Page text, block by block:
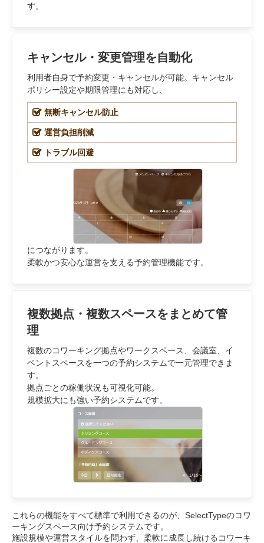
す。
キャンセル・変更管理を自動化
利用者自身で予約変更・キャンセルが可能。キャンセル
ポリシー設定や期限管理にも対応し、
無断キャンセル防止
運営負担削減
トラブル回避
につながります。
柔軟かつ安心な運営を支える予約管理機能です。
複数拠点・複数スペースをまとめて管
理
複数のコワーキング拠点やワークスペース、会議室、イ
ベントスペースを一つの予約システムで一元管理できま
す。
拠点ごとの稼働状況も可視化可能。
規模拡大にも強い予約システムです。
これらの機能をすべて標準で利用できるのが、SelectTypeのコワ
ーキングスペース向け予約システムです。
施設規模や運営スタイルを問わず、柔軟に成長し続けるコワーキ